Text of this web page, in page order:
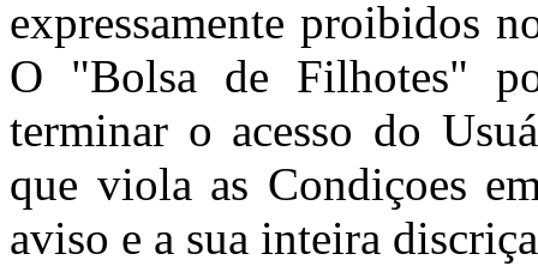
expressamente proibidos
O "Bolsa de Filhotes"
terminar o acesso do
que viola as Condiçoes
aviso e a sua inteira